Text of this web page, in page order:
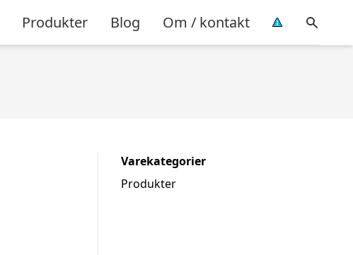
Produkter Blog Om / kontakt
Varekategorier
Produkter